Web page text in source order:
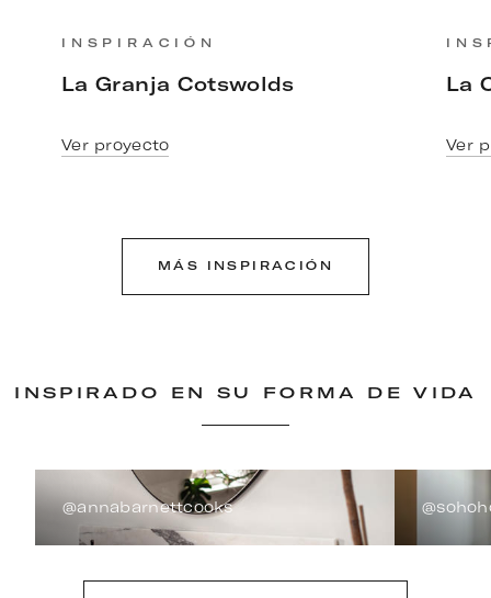
INSPIRACIÓN
La Granja Cotswolds
Ver proyecto
La
Ver
MÁS INSPIRACIÓN
INSPIRADO EN SU FORMA DE VIDA
@annabarnettcooks